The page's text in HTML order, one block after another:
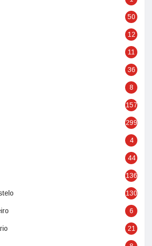
50
12
11
36
8
157
299
4
44
136
130
6
21